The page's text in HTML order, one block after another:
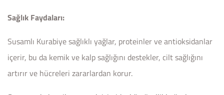
Sağlık Faydaları:
Susamlı Kurabiye sağlıklı yağlar, proteinler ve antioksidanlar
içerir, bu da kemik ve kalp sağlığını destekler, cilt sağlığını
artırır ve hücreleri zararlardan korur.